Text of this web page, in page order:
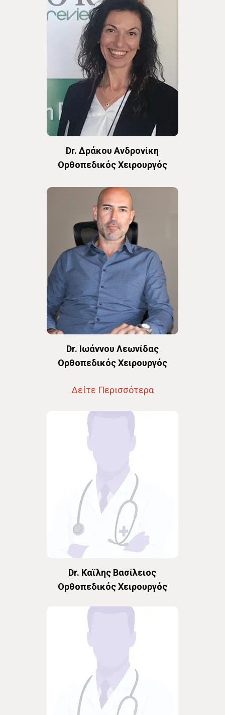
Dr. Δράκου Ανδρονίκη
Oρθοπεδικός Χειρουργός
Dr. Ιωάννου Λεωνίδας
Oρθοπεδικός Χειρουργός
Δείτε Περισσότερα
Dr. Καϊλης Βασίλειος
Oρθοπεδικός Χειρουργός